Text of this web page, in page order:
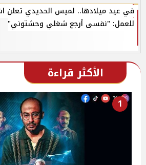
في عيد ميلادها.. لميس الحديدي تعلن
للعمل: "نفسى أرجع شغلي وحشتوني"
الأكثر قراءة
1